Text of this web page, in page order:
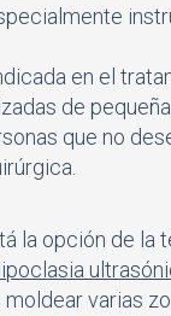
en el
de
que no
la opción de la
varias